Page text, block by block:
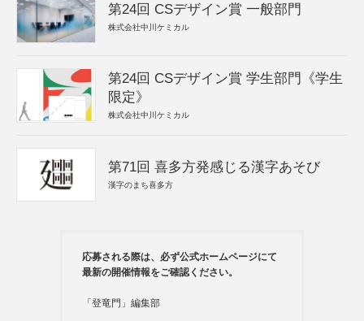
第24回 CSデザイン賞 一般部門
株式会社中川ケミカル
第24回 CSデザイン賞 学生部門《学生
限定》
株式会社中川ケミカル
第71回 喜多方発感じる漢字あそび
漢字のまち喜多方
応募される際は、必ず公式ホームページにて
最新の開催情報をご確認ください。
「登竜門」編集部